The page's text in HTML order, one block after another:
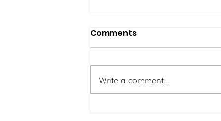
Comments
Write a comment...